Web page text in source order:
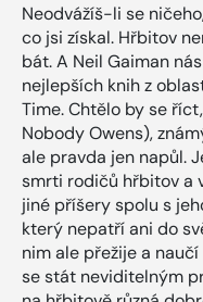
Neodvážíš-li se
co jsi získal. Hřbitov
bát. A Neil Gaiman
nejlepších knih z
Time. Chtělo by se
Nobody Owens),
ale pravda jen napůl.
smrti rodičů hřbitov a
jiné příšery spolu s
který nepatří ani do
nim ale přežije a
se stát neviditelným